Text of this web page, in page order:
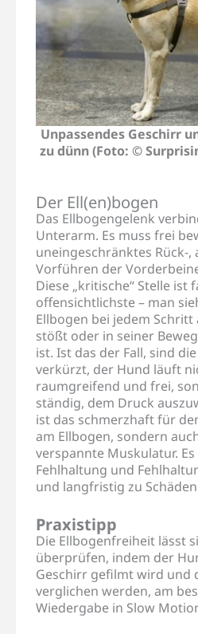
Unpassendes Geschirr
zu dünn (Foto: ©
Der Ell(en)bogen
Das Ellbogengelenk
Unterarm. Es muss frei
uneingeschränktes Rück-,
Vorführen der
Diese „kritische“ Stelle ist
offensichtlichste – man
Ellbogen bei jedem Schritt
stößt oder in seiner
ist. Ist das der Fall, sind
verkürzt, der Hund läuft
raumgreifend und frei,
ständig, dem Druck
ist das schmerzhaft für
am Ellbogen, sondern
verspannte Muskulatur.
Fehlhaltung und
und langfristig zu
Praxistipp
Die Ellbogenfreiheit lässt
überprüfen, indem der
Geschirr gefilmt wird und
verglichen werden, am
Wiedergabe in Slow